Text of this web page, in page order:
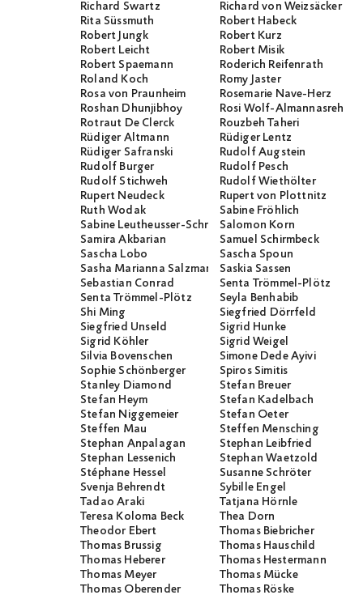
Richard Swartz
Richard von Weizsäcker
Rita Süssmuth
Robert Habeck
Robert Jungk
Robert Kurz
Robert Leicht
Robert Misik
Robert Spaemann
Roderich Reifenrath
Roland Koch
Romy Jaster
Rosa von Praunheim
Rosemarie Nave-Herz
Roshan Dhunjibhoy
Rosi Wolf-Almannasreh
Rotraut De Clerck
Rouzbeh Taheri
Rüdiger Altmann
Rüdiger Lentz
Rüdiger Safranski
Rudolf Augstein
Rudolf Burger
Rudolf Pesch
Rudolf Stichweh
Rudolf Wiethölter
Rupert Neudeck
Rupert von Plottnitz
Ruth Wodak
Sabine Fröhlich
Sabine Leutheusser-Schnarrenberger
Salomon Korn
Samira Akbarian
Samuel Schirmbeck
Sascha Lobo
Sascha Spoun
Sasha Marianna Salzmann Saskia Sassen
Sebastian Conrad
Senta Trömmel-Plötz
Senta Trömmel-Plötz
Seyla Benhabib
Shi Ming
Siegfried Dörrfeld
Siegfried Unseld
Sigrid Hunke
Sigrid Köhler
Sigrid Weigel
Silvia Bovenschen
Simone Dede Ayivi
Sophie Schönberger
Spiros Simitis
Stanley Diamond
Stefan Breuer
Stefan Heym
Stefan Kadelbach
Stefan Niggemeier
Stefan Oeter
Steffen Mau
Steffen Mensching
Stephan Anpalagan
Stephan Leibfried
Stephan Lessenich
Stephan Waetzold
Stéphane Hessel
Susanne Schröter
Svenja Behrendt
Sybille Engel
Tadao Araki
Tatjana Hörnle
Teresa Koloma Beck
Thea Dorn
Theodor Ebert
Thomas Biebricher
Thomas Brussig
Thomas Hauschild
Thomas Heberer
Thomas Hestermann
Thomas Meyer
Thomas Mücke
Thomas Oberender
Thomas Röske